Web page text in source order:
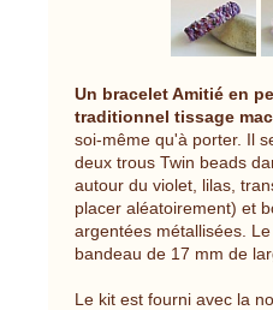
Un bracelet Amitié en
traditionnel tissage
soi-même qu'à porter. Il
deux trous Twin beads
autour du violet, lilas,
placer aléatoirement) et
argentées métallisées.
bandeau de 17 mm de
Le kit est fourni avec la